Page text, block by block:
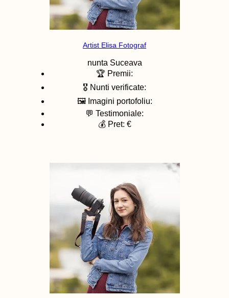
Artist Elisa Fotograf
nunta Suceava
🏆 Premii:
🎖️ Nunti verificate:
🖼️ Imagini portofoliu:
💬 Testimoniale:
💰 Pret: €